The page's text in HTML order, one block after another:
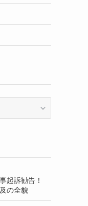
起訴勧告！
の全貌